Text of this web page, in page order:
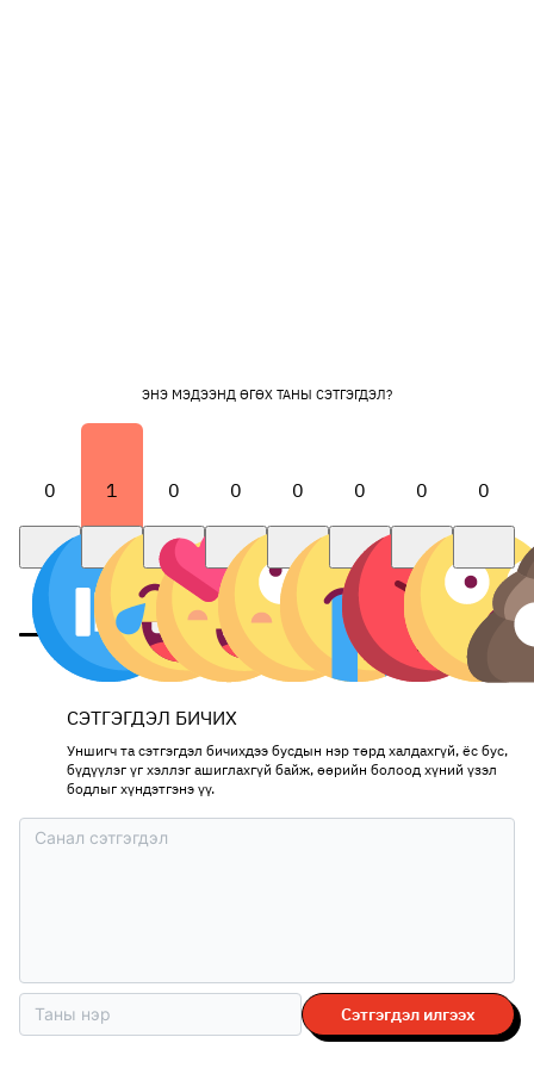
ЭНЭ МЭДЭЭНД ӨГӨХ ТАНЫ СЭТГЭГДЭЛ?
0 1 0 0 0 0 0 0
СЭТГЭГДЭЛ БИЧИХ
Уншигч та сэтгэгдэл бичихдээ бусдын нэр төрд халдахгүй, ёс бус,
бүдүүлэг үг хэллэг ашиглахгүй байж, өөрийн болоод хүний үзэл
бодлыг хүндэтгэнэ үү.
Сэтгэгдэл илгээх